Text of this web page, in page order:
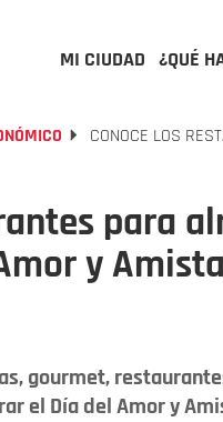
MI CIUDAD ¿QUÉ
CONOCE LOS
para
y
gourmet,
el Día del Amor y